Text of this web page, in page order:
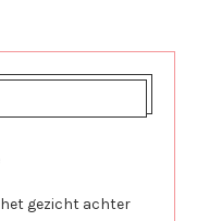
het gezicht achter